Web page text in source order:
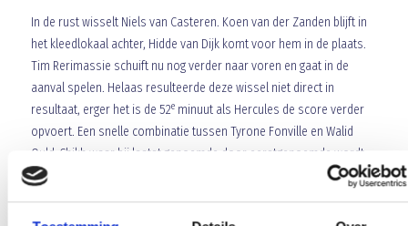
In de rust wisselt Niels van Casteren. Koen van der Zanden blijft in
het kleedlokaal achter, Hidde van Dijk komt voor hem in de plaats.
Tim Rerimassie schuift nu nog verder naar voren en gaat in de
aanval spelen. Helaas resulteerde deze wissel niet direct in
resultaat, erger het is de 52eminuut als Hercules de score verder
opvoert. Een snelle combinatie tussen Tyrone Fonville en Walid
Ould-Chikh waar bij laatst genoemde door eerstgenoemde wordt
bediend en Walid beheerst de 2-0 kan binnen tikken. Vanaf de aftrap
hij de bal iets te ver voor zich uit waardoor hij zijn inzet vervolgens